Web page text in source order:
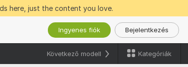
here, just the content you love.
Ingyenes fiók Bejelentkezés
Következő modell Kategóriák